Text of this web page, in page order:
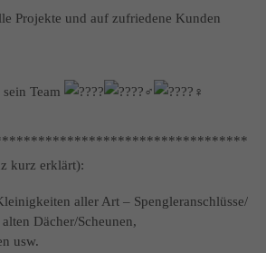
Projekte und auf zufriedene Kunden
Team
kurz erklärt):
aller Art – Spengleranschlüsse/
Dächer/Scheunen,
usw.